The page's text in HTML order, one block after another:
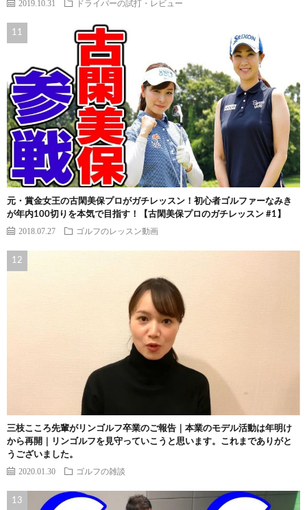
2019.10.31 ドライバーの試打・レビュー
元・賞金女王の古閑美保プロがガチレッスン！初心者ゴルファーなみき
が年内100切りを本気で目指す！【古閑美保プロのガチレッスン #1】
2018.07.27 ゴルフのレッスン動画
三枝こころ先輩がリンゴルフ卒業のご報告｜本業のモデル活動は年明け
から再開｜リンゴルフを見守っていこうと思います。これまでありがと
うございました。
2020.01.30 ゴルフの雑談